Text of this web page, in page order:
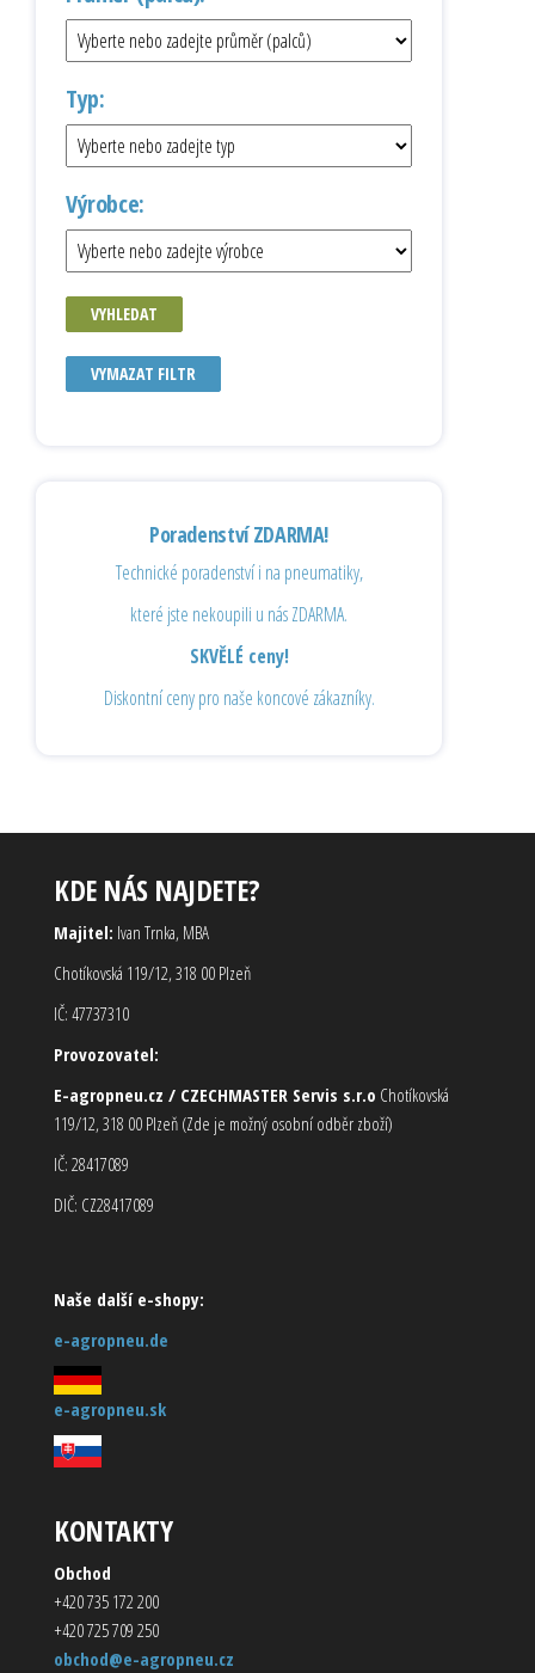
Typ:
Výrobce:
VYHLEDAT
VYMAZAT FILTR
Poradenství ZDARMA!
Technické poradenství i na pneumatiky,
které jste nekoupili u nás ZDARMA.
SKVĚLÉ ceny!
Diskontní ceny pro naše koncové zákazníky.
KDE NÁS NAJDETE?
Majitel: Ivan Trnka, MBA
Chotíkovská 119/12, 318 00 Plzeň
IČ: 47737310
Provozovatel:
E-agropneu.cz / CZECHMASTER Servis s.r.o Chotíkovská
119/12, 318 00 Plzeň (Zde je možný osobní odběr zboží)
IČ: 28417089
DIČ: CZ28417089
Naše další e-shopy:
e-agropneu.de
e-agropneu.sk
KONTAKTY
Obchod
+420 735 172 200
+420 725 709 250
obchod@e-agropneu.cz